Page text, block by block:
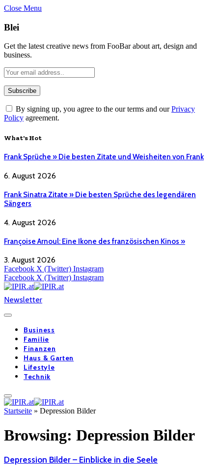
Close Menu
Blei
Get the latest creative news from FooBar about art, design and
business.
By signing up, you agree to the our terms and ourPrivacy
Policy agreement.
What's Hot
Frank Sprüche » Die besten Zitate und Weisheiten von Frank
6. August 2026
Frank Sinatra Zitate » Die besten Sprüche des legendären
Sängers
4. August 2026
Françoise Arnoul: Eine Ikone des französischen Kinos »
3. August 2026
Facebook X (Twitter) Instagram
Facebook X (Twitter) Instagram
Newsletter
Business
Familie
Finanzen
Haus & Garten
Lifestyle
Technik
Startseite » Depression Bilder
Browsing: Depression Bilder
Depression Bilder – Einblicke in die Seele